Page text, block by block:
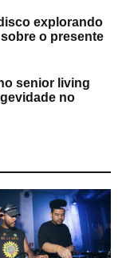
explorando
o presente
senior living
no